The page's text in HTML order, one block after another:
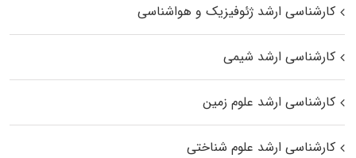
کارشناسی ارشد ژئوفیزیک و هواشناسی
کارشناسی ارشد شیمی
کارشناسی ارشد علوم زمین
کارشناسی ارشد علوم شناختی